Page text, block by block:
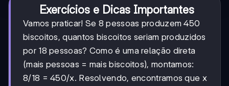
Exercícios e Dicas Importantes
Vamos praticar! Se 8 pessoas produzem 450
biscoitos, quantos biscoitos seriam produzidos
por 18 pessoas? Como é uma relação direta
(mais pessoas = mais biscoitos), montamos:
8/18 = 450/x. Resolvendo, encontramos que x